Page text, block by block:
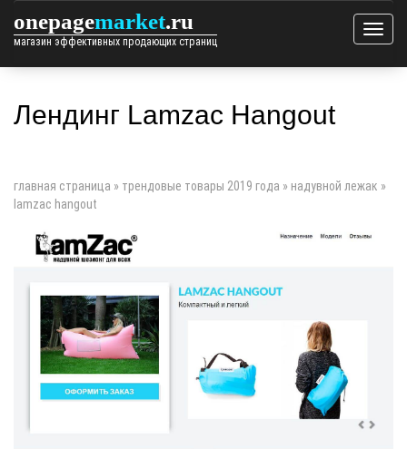
onepagemarket.ru
магазин эффективных продающих страниц
Лендинг Lamzac Hangout
главная страница » трендовые товары 2019 года » надувной лежак »
lamzac hangout